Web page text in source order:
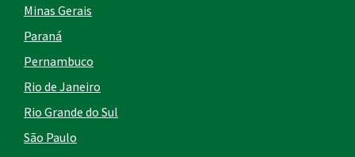
Minas Gerais
Paraná
Pernambuco
Rio de Janeiro
Rio Grande do Sul
São Paulo